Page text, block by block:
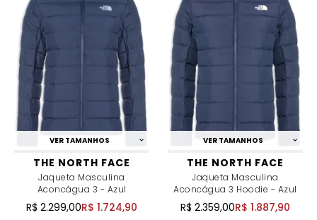
VER TAMANHOS
THE NORTH FACE
Jaqueta Masculina
Aconcágua 3 - Azul
R$ 2.299,00R$ 1.724,90
VER TAMANHOS
THE NORTH FACE
Jaqueta Masculina
Aconcágua 3 Hoodie - Azul
R$ 2.359,00R$ 1.887,90